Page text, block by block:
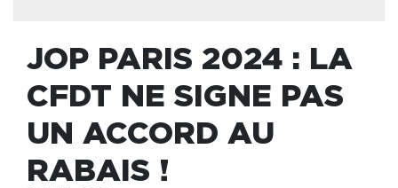
JOP PARIS 2024 : LA
CFDT NE SIGNE PAS
UN ACCORD AU
RABAIS !